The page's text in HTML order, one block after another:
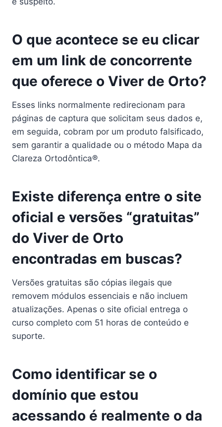
O que acontece se eu clicar
em um link de concorrente
que oferece o Viver de Orto?
Esses links normalmente redirecionam para
páginas de captura que solicitam seus dados e,
em seguida, cobram por um produto falsificado,
sem garantir a qualidade ou o método Mapa da
Clareza Ortodôntica®.
Existe diferença entre o site
oficial e versões “gratuitas”
do Viver de Orto
encontradas em buscas?
Versões gratuitas são cópias ilegais que
removem módulos essenciais e não incluem
atualizações. Apenas o site oficial entrega o
curso completo com 51 horas de conteúdo e
suporte.
Como identificar se o
domínio que estou
acessando é realmente o da